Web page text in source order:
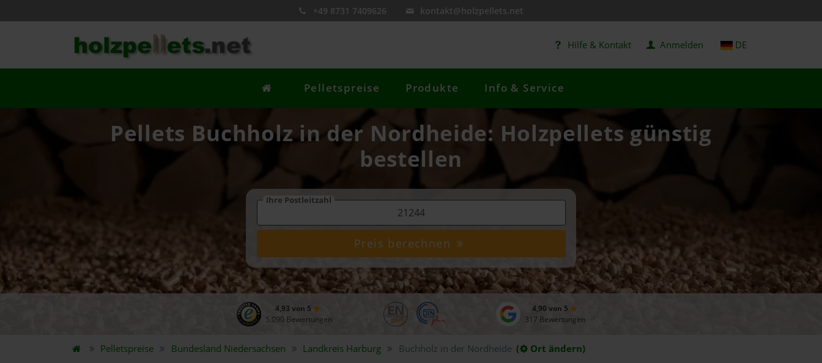
+49 8731 7409626 kontakt@holzpellets.net
Hilfe & Kontakt Anmelden DE
Pelletspreise Produkte Info & Service
Pellets Buchholz in der Nordheide: Holzpellets günstig
bestellen
Ihre Postleitzahl
Preis berechnen
4,93 von 5
5.090 Bewertungen
4,90 von 5
317 Bewertungen
Pelletspreise Bundesland Niedersachsen Landkreis Harburg Buchholz in der Nordheide ( Ort ändern)